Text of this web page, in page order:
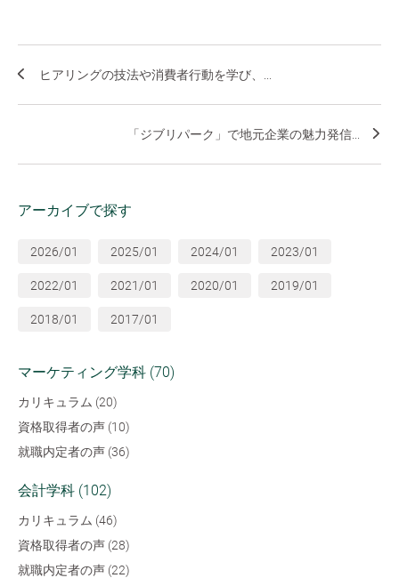
ヒアリングの技法や消費者行動を学び、...
「ジブリパーク」で地元企業の魅力発信...
アーカイブで探す
2026/01 2025/01 2024/01 2023/01
2022/01 2021/01 2020/01 2019/01
2018/01 2017/01
マーケティング学科 (70)
カリキュラム (20)
資格取得者の声 (10)
就職内定者の声 (36)
会計学科 (102)
カリキュラム (46)
資格取得者の声 (28)
就職内定者の声 (22)